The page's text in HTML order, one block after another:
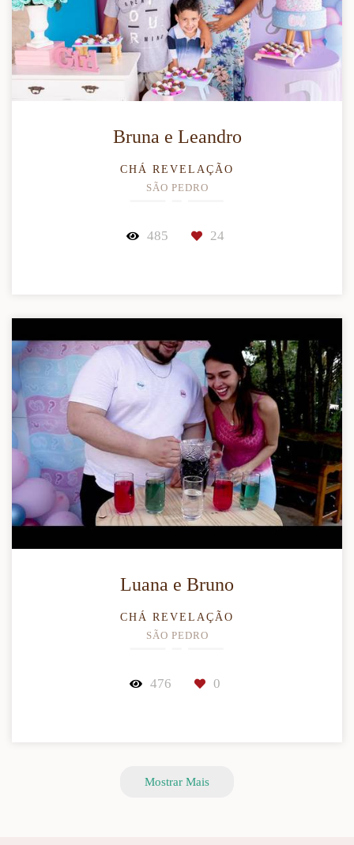
Bruna e Leandro
CHÁ REVELAÇÃO
SÃO PEDRO
485 24
Luana e Bruno
CHÁ REVELAÇÃO
SÃO PEDRO
476 0
Mostrar Mais